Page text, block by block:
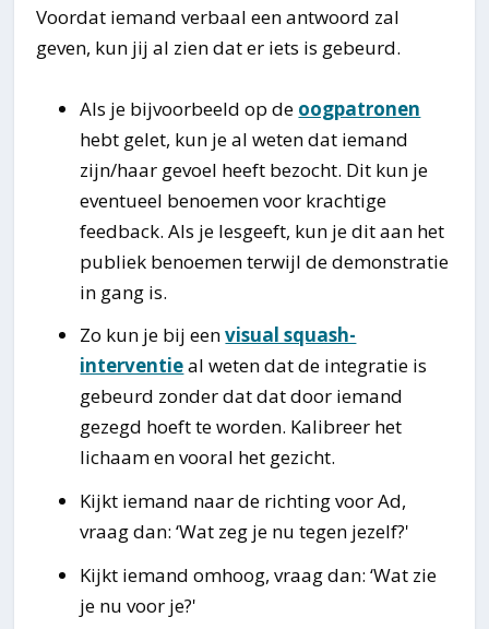
Voordat iemand verbaal een antwoord zal
geven, kun jij al zien dat er iets is gebeurd.
Als je bijvoorbeeld op de oogpatronen
hebt gelet, kun je al weten dat iemand
zijn/haar gevoel heeft bezocht. Dit kun je
eventueel benoemen voor krachtige
feedback. Als je lesgeeft, kun je dit aan het
publiek benoemen terwijl de demonstratie
in gang is.
Zo kun je bij eenvisual squash-
interventieal weten dat de integratie is
gebeurd zonder dat dat door iemand
gezegd hoeft te worden. Kalibreer het
lichaam en vooral het gezicht.
Kijkt iemand naar de richting voor Ad,
vraag dan: ‘Wat zeg je nu tegen jezelf?'
Kijkt iemand omhoog, vraag dan: ‘Wat zie
je nu voor je?'